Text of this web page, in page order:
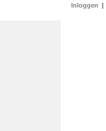
Inloggen |